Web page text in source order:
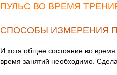
ПУЛЬС ВО ВРЕМЯ
СПОСОБЫ ИЗМЕРЕНИЯ
И хотя общее состояние во
время занятий необходимо.